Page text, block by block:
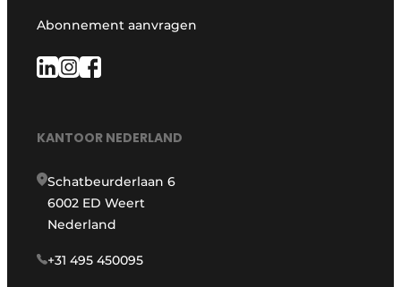
Abonnement aanvragen
KANTOOR NEDERLAND
Schatbeurderlaan 6
6002 ED Weert
Nederland
+31 495 450095